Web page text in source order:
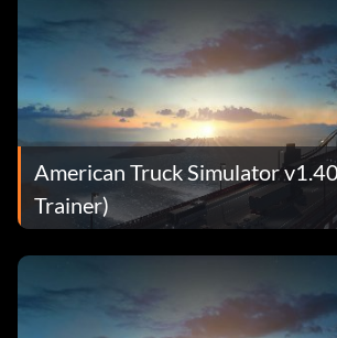
American Truck Simulator
Trainer)